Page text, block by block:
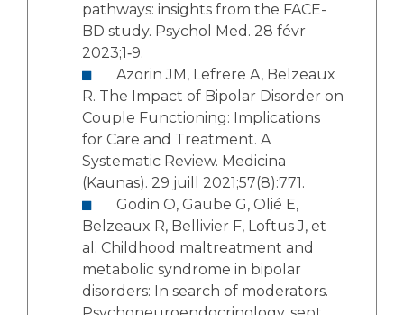
pathways: insights from the FACE-
BD study. Psychol Med. 28 févr
2023;1‑9.
R. The Impact of Bipolar Disorder on
Couple Functioning: Implications
for Care and Treatment. A
Systematic Review. Medicina
(Kaunas). 29 juill 2021;57(8):771.
Belzeaux R, Bellivier F, Loftus J, et
al. Childhood maltreatment and
metabolic syndrome in bipolar
disorders: In search of moderators.